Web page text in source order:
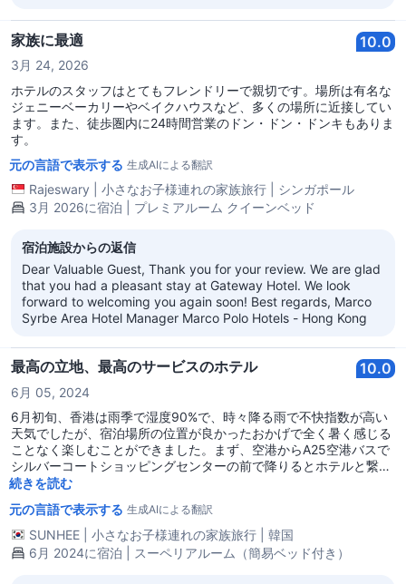
家族に最適 10.0
3月 24, 2026
ホテルのスタッフはとてもフレンドリーで親切です。場所は有名な
ジェニーベーカリーやベイクハウスなど、多くの場所に近接してい
ます。また、徒歩圏内に24時間営業のドン・ドン・ドンキもありま
す。
元の言語で表示する 生成AIによる翻訳
Rajeswary 小さなお子様連れの家族旅行
シンガポール
3月 2026に宿泊 | プレミアルーム クイーンベッド
宿泊施設からの返信
Dear Valuable Guest, Thank you for your review. We are glad
that you had a pleasant stay at Gateway Hotel. We look
forward to welcoming you again soon! Best regards, Marco
Syrbe Area Hotel Manager Marco Polo Hotels - Hong Kong
最高の立地、最高のサービスのホテル 10.0
6月 05, 2024
6月初旬、香港は雨季で湿度90%で、時々降る雨で不快指数が高い
天気でしたが、宿泊場所の位置が良かったおかげで全く暑く感じる
ことなく楽しむことができました。まず、空港からA25空港バスで
シルバーコートショッピングセンターの前で降りるとホテルと繋が
っていてとても便利でした。また、シルバーコート内にある鼎泰豊
で食事をすることをおすすめします。ハーバーシティと繋がってい
るショッピングセンターを回ると涼しく、恋人の道やスターフェリ
ーで香港島へ行ったり、地下鉄で移動するのもとても良かったで
す。
続きを読む
元の言語で表示する 生成AIによる翻訳
SUNHEE 小さなお子様連れの家族旅行
韓国
6月 2024に宿泊 | スーペリアルーム（簡易ベッド付き）